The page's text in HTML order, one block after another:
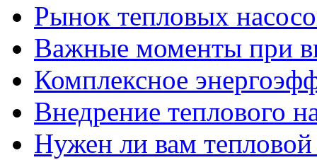
Рынок тепловых
Важные моменты при
Комплексное
Внедрение теплового
Нужен ли вам